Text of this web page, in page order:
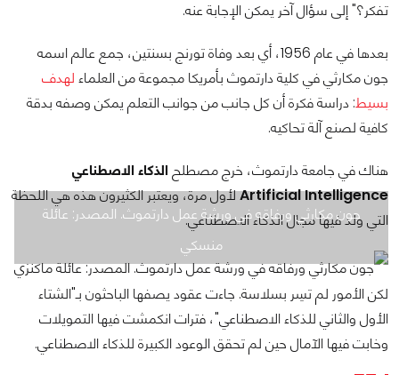
تفكر؟" إلى سؤال آخر يمكن الإجابة عنه.
بعدها في عام 1956، أي بعد وفاة تورنج بسنتين، جمع عالم اسمه
جون مكارثي في كلية دارتموث بأمريكا مجموعة من العلماء لهدف
بسيط: دراسة فكرة أن كل جانب من جوانب التعلم يمكن وصفه بدقة
كافية لصنع آلة تحاكيه.
هناك في جامعة دارتموث، خرج مصطلح الذكاء الاصطناعي
Artificial Intelligenceلأول مرة، ويعتبر الكثيرون هذه هي اللحظة
التي ولد فيها مجال الذكاء الاصطناعي.
جون مكارثي ورفاقه في ورشة عمل دارتموث. المصدر: عائلة
منسكي
لكن الأمور لم تسِر بسلاسة. جاءت عقود يصفها الباحثون بـ"الشتاء
الأول والثاني للذكاء الاصطناعي"، فترات انكمشت فيها التمويلات
وخابت فيها الآمال حين لم تحقق الوعود الكبيرة للذكاء الاصطناعي.